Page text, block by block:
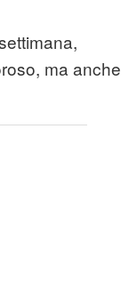
ma anche